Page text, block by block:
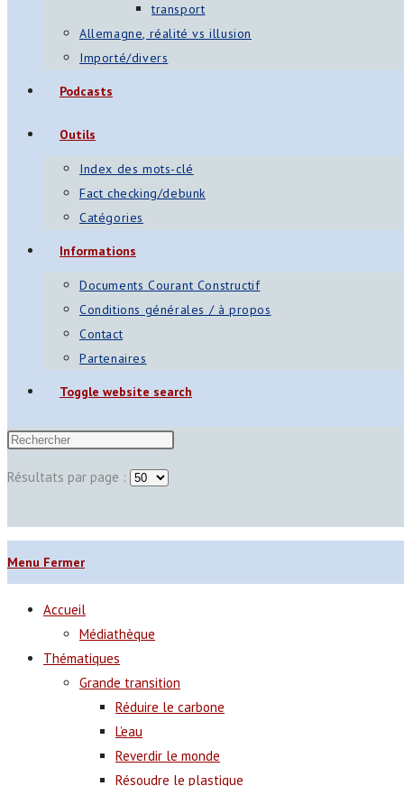
transport
Allemagne, réalité vs illusion
Importé/divers
Podcasts
Outils
Index des mots-clé
Fact checking/debunk
Catégories
Informations
Documents Courant Constructif
Conditions générales / à propos
Contact
Partenaires
Toggle website search
Résultats par page :
Menu Fermer
Accueil
Médiathèque
Thématiques
Grande transition
Réduire le carbone
L’eau
Reverdir le monde
Résoudre le plastique